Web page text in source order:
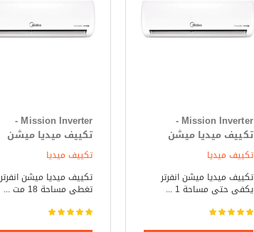
Mission Inverter -
تكييف ميديا ميشن
انفرتر 1.5 حصان بارد _
ساخن
تكييف ميديا
تكييف ميديا ميشن انفرتر
يكفى حتى مساحة 1 ...
Mission Inverter -
تكييف ميديا ميشن
ساخن
تكييف ميديا
تكييف ميديا ميشن انفرتر
تغطى مساحة 18 مت ...